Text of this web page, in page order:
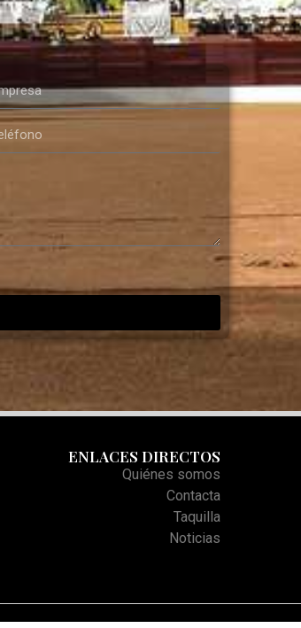
ENLACES DIRECTOS
Quiénes somos
Contacta
Taquilla
Noticias